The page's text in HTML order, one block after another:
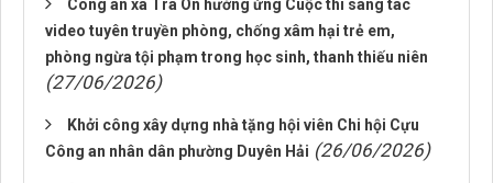
Công an xã Trà Ôn hưởng ứng Cuộc thi sáng tác
video tuyên truyền phòng, chống xâm hại trẻ em,
phòng ngừa tội phạm trong học sinh, thanh thiếu niên
(27/06/2026)
Khởi công xây dựng nhà tặng hội viên Chi hội Cựu
Công an nhân dân phường Duyên Hải (26/06/2026)